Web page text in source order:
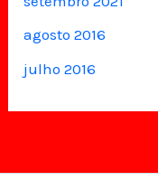
agosto 2016
julho 2016